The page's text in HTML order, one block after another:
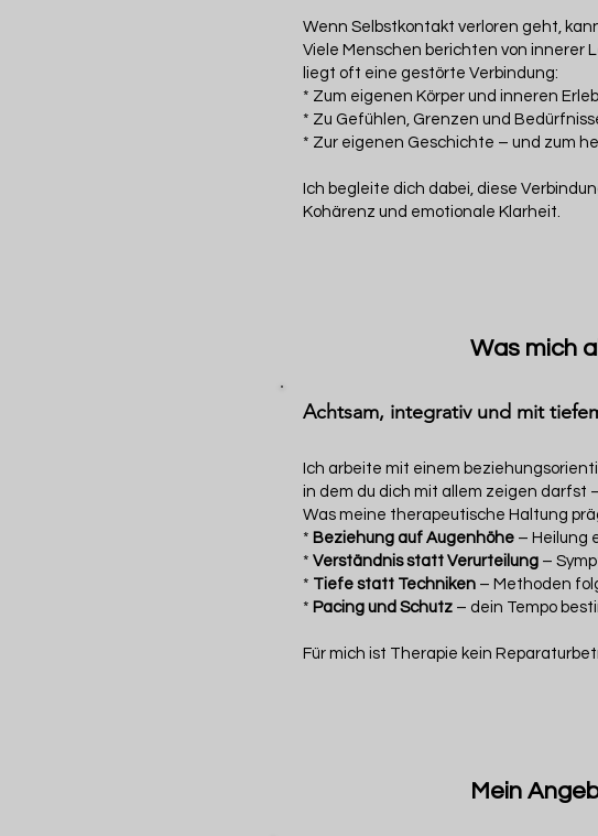
Wenn Selbstkontakt verloren geht,
Viele Menschen berichten von innerer
liegt oft eine gestörte Verbindung:
* Zum eigenen Körper und inneren
* Zu Gefühlen, Grenzen und
* Zur eigenen Geschichte – und zum
Ich begleite dich dabei, diese
Kohärenz und emotionale Klarheit.
Was mich
Achtsam, integrativ und mit
Ich arbeite mit einem
in dem du dich mit allem zeigen darfst
Was meine therapeutische Haltung
* Beziehung auf Augenhöhe – Heilung
* Verständnis statt Verurteilung –
* Tiefe statt Techniken – Methoden
* Pacing und Schutz – dein Tempo
Für mich ist Therapie kein
Mein